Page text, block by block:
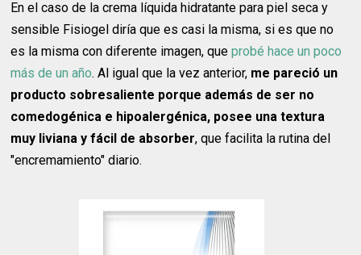
En el caso de la crema líquida hidratante para piel seca y
sensible Fisiogel diría que es casi la misma, si es que no
es la misma con diferente imagen, queprobé hace un poco
más de un año. Al igual que la vez anterior, me pareció un
producto sobresaliente porque además de ser no
comedogénica e hipoalergénica, posee una textura
muy liviana y fácil de absorber, que facilita la rutina del
"encremamiento" diario.